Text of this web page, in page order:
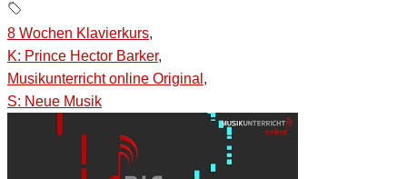
8 Wochen Klavierkurs,
K: Prince Hector Barker,
Musikunterricht online Original ,
S: Neue Musik